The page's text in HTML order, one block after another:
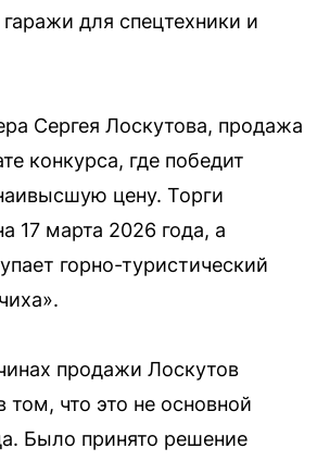
для спецтехники и
Сергея Лоскутова, продажа
конкурса, где победит
цену. Торги
17 марта 2026 года, а
горно-туристический
продажи Лоскутов
том, что это не основной
Было принято решение